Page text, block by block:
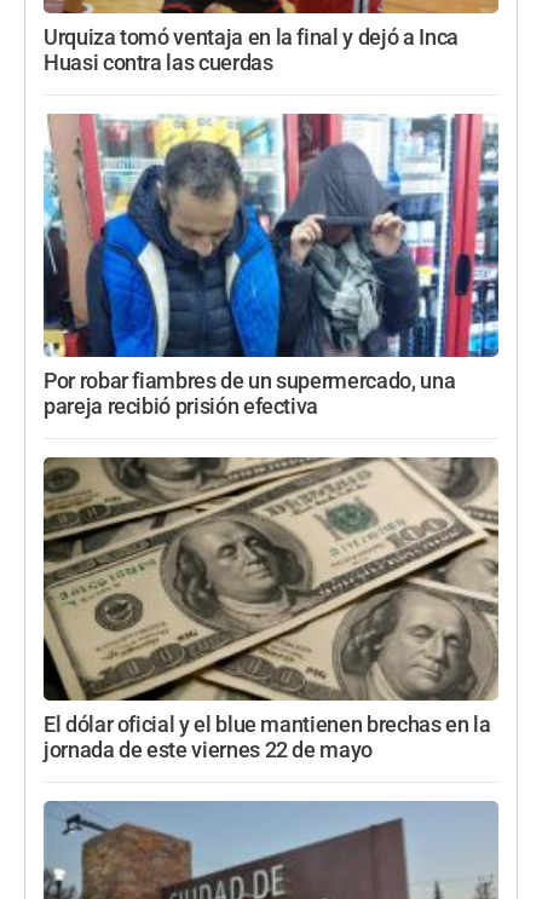
Urquiza tomó ventaja en la final y dejó a Inca
Huasi contra las cuerdas
Por robar fiambres de un supermercado, una
pareja recibió prisión efectiva
El dólar oficial y el blue mantienen brechas en la
jornada de este viernes 22 de mayo